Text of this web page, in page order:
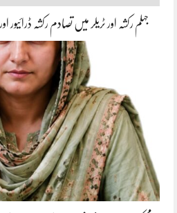
جہلم رکشہ اور ٹریلر میں تصادم رکشہ